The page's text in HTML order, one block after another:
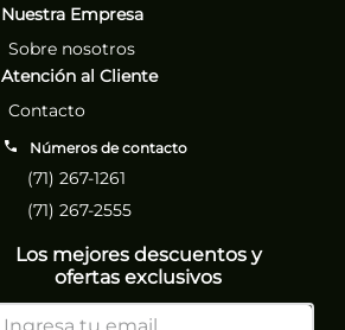
Nuestra Empresa
Sobre nosotros
Atención al Cliente
Contacto
Números de contacto
(71) 267-1261
(71) 267-2555
Los mejores descuentos y
ofertas exclusivos